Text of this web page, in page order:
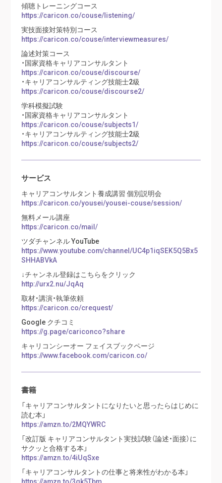
傾聴トレーニングコース
https://caricon.co/couse/listening/
実技面接対策特別コース
https://caricon.co/couse/interviewmeasures/
論述対策コース
・国家資格キャリアコンサルタント
https://caricon.co/couse/discourse/
・キャリアコンサルティング技能士2級
https://caricon.co/couse/discourse2/
学科模擬試験
・国家資格キャリアコンサルタント
https://caricon.co/couse/subjects1/
・キャリアコンサルティング技能士2級
https://caricon.co/couse/subjects2/
サービス
キャリアコンサルタント養成講習 個別説明会
https://caricon.co/yousei/yousei-couse/session/
無料メール講座
https://caricon.co/mail/
ツダチャンネル YouTube
https://www.youtube.com/channel/UC4p1iqSEK5Q5Bx5
SHHABVkA
↓チャンネル登録はこちらをクリック
http://urx2.nu/JqAq
取材・講演・執筆依頼
https://caricon.co/crequest/
Google クチコミ
https://g.page/cariconco?share
キャリコンシーオー フェイスブックページ
https://www.facebook.com/caricon.co/
書籍
「キャリアコンサルタントになりたいと思ったらはじめに
読む本」
https://amzn.to/2MQYWRC
「改訂版 キャリアコンサルタント実技試験（論述・面接）に
サクッと合格する本」
https://amzn.to/4iUqSxe
「キャリアコンサルタントの仕事と将来性がわかる本」